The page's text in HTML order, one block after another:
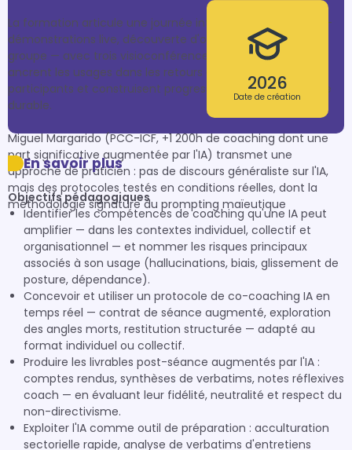
La formation articule une journée intensive en présentiel —
démonstrations live, découverte d'outils et pratique en
groupe — avec trois visioconférences de 3 heures qui
ancrent les usages dans les retours de terrain réels des
participants et construisent progressivement une pratique
durable.
Miguel Margarido (PCC-ICF, +1 200h de coaching dont une
part significative augmentée par l'IA) transmet une
approche de praticien : pas de discours généraliste sur l'IA,
mais des protocoles testés en conditions réelles, dont la
méthodologie signature du prompting maïeutique
2026
Date de création
En savoir plus
Objectifs pédagogiques
Identifier les compétences de coaching qu'une IA peut
amplifier — dans les contextes individuel, collectif et
organisationnel — et nommer les risques principaux
associés à son usage (hallucinations, biais, glissement de
posture, dépendance).
Concevoir et utiliser un protocole de co-coaching IA en
temps réel — contrat de séance augmenté, exploration
des angles morts, restitution structurée — adapté au
format individuel ou collectif.
Produire les livrables post-séance augmentés par l'IA :
comptes rendus, synthèses de verbatims, notes réflexives
coach — en évaluant leur fidélité, neutralité et respect du
non-directivisme.
Exploiter l'IA comme outil de préparation : acculturation
sectorielle rapide, analyse de verbatims d'entretiens